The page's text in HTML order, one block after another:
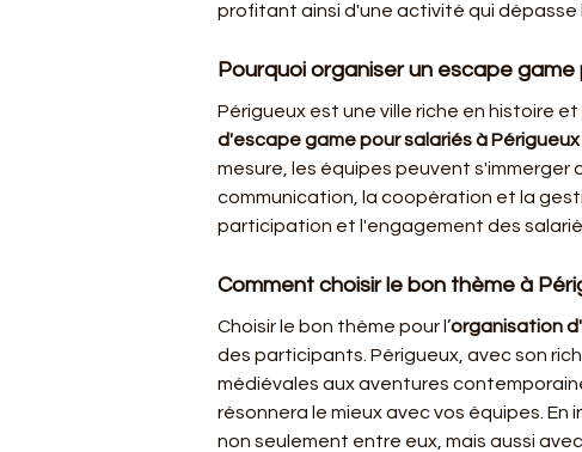
profitant ainsi d'une activité qui dépasse
Pourquoi organiser un escape game
Périgueux est une ville riche en histoire
d'escape game pour salariés à Périgueux
mesure, les équipes peuvent s'immerger
communication, la coopération et la
participation et l'engagement des
Comment choisir le bon thème à
Choisir le bon thème pour l’organisation
des participants. Périgueux, avec son
médiévales aux aventures
résonnera le mieux avec vos équipes.
non seulement entre eux, mais aussi